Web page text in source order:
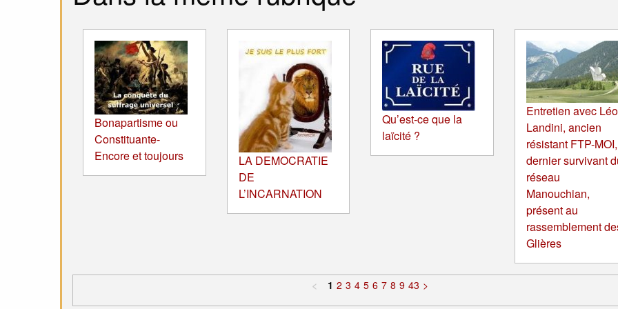
Bonapartisme ou
Constituante-
Encore et toujours
LA DEMOCRATIE
DE
L’INCARNATION
Qu’est-ce que la
laïcité ?
Entretien avec
Landini, ancien
résistant FTP-MOI,
dernier survivant
réseau
Manouchian,
présent au
rassemblement
Glières
< 1 2 3 4 5 6 7 8 9 43 >